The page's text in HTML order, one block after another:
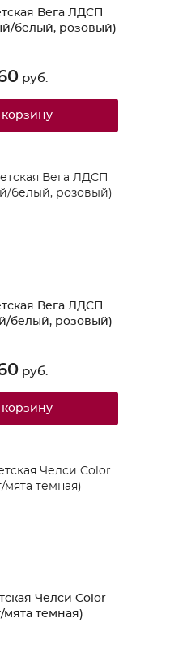
Вега ЛДСП
белый, розовый)
руб.
корзину
Вега ЛДСП
белый, розовый)
руб.
корзину
Челси Color
мята темная)